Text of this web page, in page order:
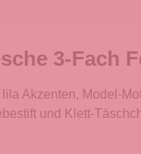
3-Fach
Akzenten, Model-
und Klett-